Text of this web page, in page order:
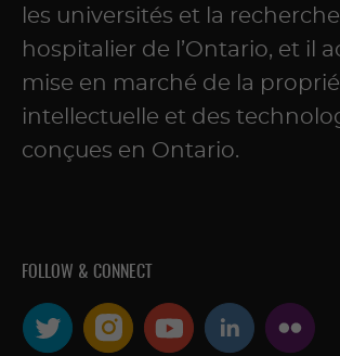
les universités et la
hospitalier de l’Ontario, et il
mise en marché de la
intellectuelle et des
conçues en Ontario.
FOLLOW & CONNECT